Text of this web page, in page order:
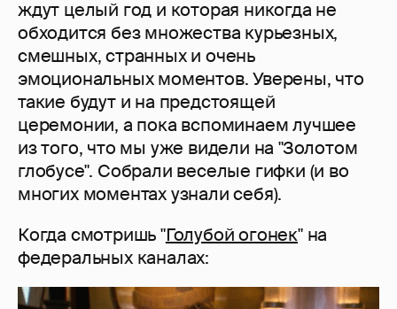
ждут целый год и которая никогда не
обходится без множества курьезных,
смешных, странных и очень
эмоциональных моментов. Уверены, что
такие будут и на предстоящей
церемонии, а пока вспоминаем лучшее
из того, что мы уже видели на "Золотом
глобусе". Собрали веселые гифки (и во
многих моментах узнали себя).
Когда смотришь "Голубой огонек" на
федеральных каналах: